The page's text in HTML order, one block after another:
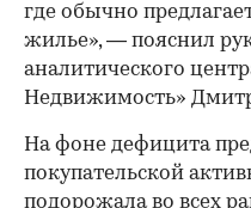
где обычно
жилье», — пояснил
аналитического
Недвижимость»
На фоне дефицита
покупательской
подорожала во всех